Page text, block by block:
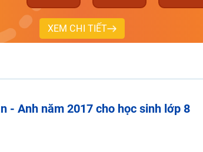
XEM CHI TIẾT
- Anh năm 2017 cho học sinh lớp 8